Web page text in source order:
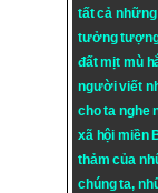
tất cả
tưởng
đất mịt mù
người viết
cho ta nghe
xã hội miền
thảm của
chúng ta,